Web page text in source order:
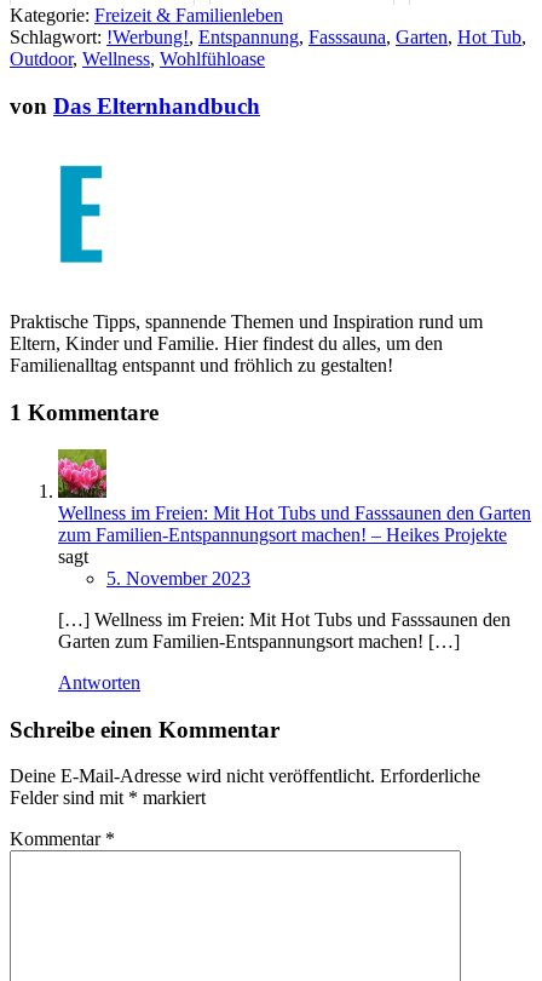
Kategorie: Freizeit & Familienleben
Schlagwort: !Werbung!, Entspannung, Fasssauna, Garten, Hot Tub,
Outdoor, Wellness, Wohlfühloase
von Das Elternhandbuch
Praktische Tipps, spannende Themen und Inspiration rund um
Eltern, Kinder und Familie. Hier findest du alles, um den
Familienalltag entspannt und fröhlich zu gestalten!
1 Kommentare
Wellness im Freien: Mit Hot Tubs und Fasssaunen den Garten
zum Familien-Entspannungsort machen! – Heikes Projekte
sagt
5. November 2023
[…] Wellness im Freien: Mit Hot Tubs und Fasssaunen den
Garten zum Familien-Entspannungsort machen! […]
Antworten
Schreibe einen Kommentar
Deine E-Mail-Adresse wird nicht veröffentlicht. Erforderliche
Felder sind mit * markiert
Kommentar *